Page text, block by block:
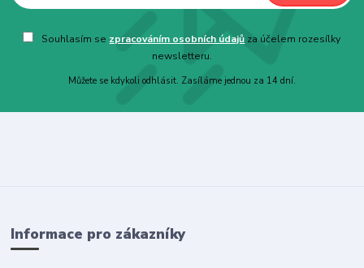
Souhlasím se zpracováním osobních údajů za účelem rozesílky
newsletteru.
Můžete se kdykoli odhlásit. Zasíláme jednou za 14 dní.
Informace pro zákazníky